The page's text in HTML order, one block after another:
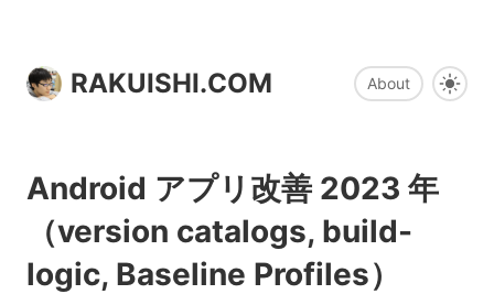
RAKUISHI.COM About
Android アプリ改善 2023 年
（version catalogs, build-
logic, Baseline Profiles）